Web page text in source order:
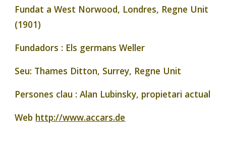
Fundat a West Norwood, Londres, Regne Unit
(1901)
Fundadors : Els germans Weller
Seu: Thames Ditton, Surrey, Regne Unit
Persones clau : Alan Lubinsky, propietari actual
Web http://www.accars.de